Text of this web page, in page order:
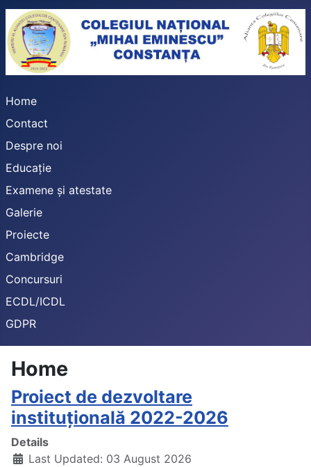
Home
Contact
Despre noi
Educație
Examene și atestate
Galerie
Proiecte
Cambridge
Concursuri
ECDL/ICDL
GDPR
Home
Proiect de dezvoltare
instituțională 2022-2026
Details
Last Updated: 03 August 2026